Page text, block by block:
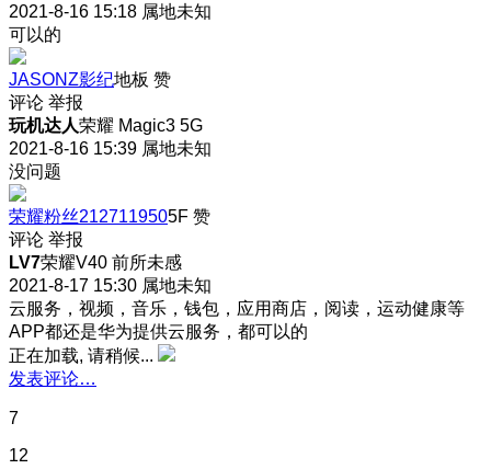
2021-8-16 15:18 属地未知
可以的
JASONZ影纪地板 赞
评论 举报
玩机达人荣耀 Magic3 5G
2021-8-16 15:39 属地未知
没问题
荣耀粉丝2127119505F 赞
评论 举报
LV7荣耀V40 前所未感
2021-8-17 15:30 属地未知
云服务，视频，音乐，钱包，应用商店，阅读，运动健康等
APP都还是华为提供云服务，都可以的
正在加载, 请稍候...
发表评论…
7
12